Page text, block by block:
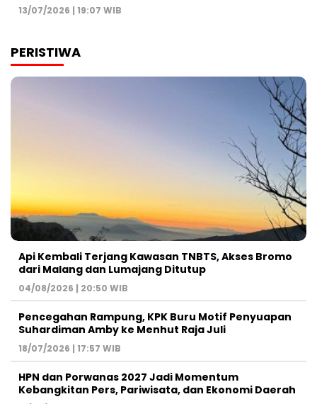
13/07/2026 | 19:07 WIB
PERISTIWA
Api Kembali Terjang Kawasan TNBTS, Akses Bromo
dari Malang dan Lumajang Ditutup
04/08/2026 | 20:50 WIB
Pencegahan Rampung, KPK Buru Motif Penyuapan
Suhardiman Amby ke Menhut Raja Juli
18/07/2026 | 17:57 WIB
HPN dan Porwanas 2027 Jadi Momentum
Kebangkitan Pers, Pariwisata, dan Ekonomi Daerah